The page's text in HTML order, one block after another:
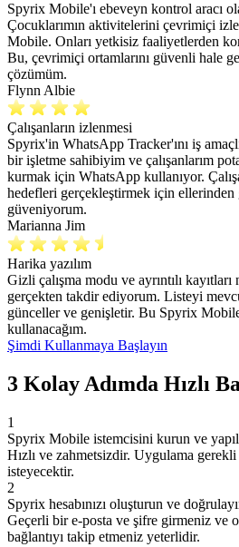
Spyrix Mobile'ı ebeveyn kontrol aracı
Çocuklarımın aktivitelerini çevrimiçi
Mobile. Onları yetkisiz faaliyetlerden
Bu, çevrimiçi ortamlarını güvenli hale
çözümüm.
Flynn Albie
Çalışanların izlenmesi
Spyrix'in WhatsApp Tracker'ını iş
bir işletme sahibiyim ve çalışanlarım
kurmak için WhatsApp kullanıyor.
hedefleri gerçekleştirmek için ellerinden
güveniyorum.
Marianna Jim
Harika yazılım
Gizli çalışma modu ve ayrıntılı kayıtları
gerçekten takdir ediyorum. Listeyi
günceller ve genişletir. Bu Spyrix Mobile
kullanacağım.
Şimdi Kullanmaya Başlayın
3 Kolay Adımda Hızlı
1
Spyrix Mobile istemcisini kurun ve
Hızlı ve zahmetsizdir. Uygulama gerekli
isteyecektir.
2
Spyrix hesabınızı oluşturun ve
Geçerli bir e-posta ve şifre girmeniz ve
bağlantıyı takip etmeniz yeterlidir.